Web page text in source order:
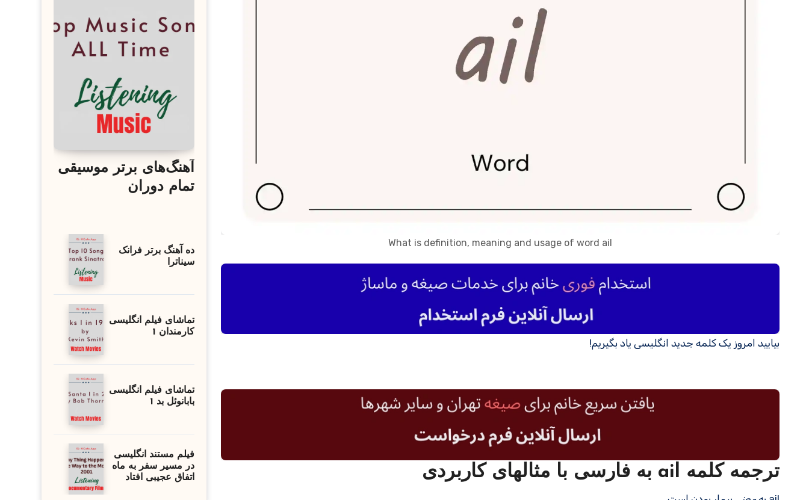
What is definition, meaning and usage of word ail
بیایید امروز یک کلمه جدید انگلیسی یاد بگیریم!
ترجمه کلمه ail به فارسی با مثالهای کاربردی
آهنگ‌های برتر موسیقی
تمام دوران
ده آهنگ برتر فرانک
سیناترا
تماشای فیلم انگلیسی
کارمندان 1
تماشای فیلم انگلیسی
بابانوئل بد 1
فیلم مستند انگلیسی
در مسیر سفر به ماه
اتفاق عجیبی افتاد